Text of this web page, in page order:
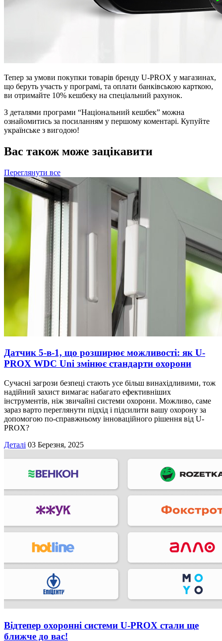
Тепер за умови покупки товарів бренду U-PROX у магазинах,
що беруть участь у програмі, та оплати банківською карткою,
ви отримайте 10% кешбеку на спеціальний рахунок.
З деталями програми “Національний кешбек” можна
ознайомитись за посиланням у першому коментарі. Купуйте
українське з вигодою!
Вас також може зацікавити
Переглянути все
Датчик 5-в-1, що розширює можливості: як U-
PROX WDC Uni змінює стандарти охорони
Сучасні загрози безпеці стають усе більш винахідливими, тож
надійний захист вимагає набагато ефективніших
інструментів, ніж звичайні системи охорони. Можливо, саме
зараз варто переглянути підхід і підсилити вашу охорону за
допомогою по-справжньому інноваційного рішення від U-
PROX?
Деталі 03 Березня, 2025
Відтепер охоронні системи U-PROX стали ще
ближче до вас!